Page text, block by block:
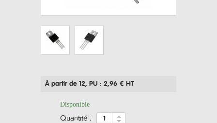
À partir de 12, PU : 2,96 € HT
Disponible
quantité :